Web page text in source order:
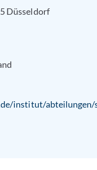
Düsseldorf
institut/abteilungen/